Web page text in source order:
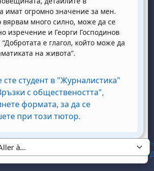
имат огромно значение за мен.
вярвам много силно, може да се
изречение и Георги Господинов
е глагол, който може да
на живота”.
сте студент в "Журналистика"
с обществеността",
формата, за да се
при този тютор.